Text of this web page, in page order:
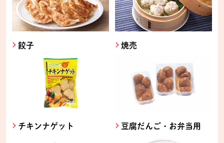
餃子 焼売
チキンナゲット 豆腐だんご・お弁当用